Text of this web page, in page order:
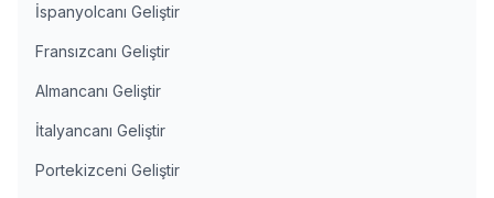
İspanyolcanı Geliştir
Fransızcanı Geliştir
Almancanı Geliştir
İtalyancanı Geliştir
Portekizceni Geliştir